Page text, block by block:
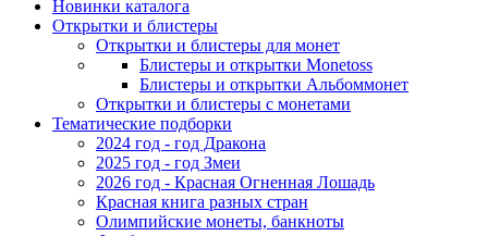
Новинки каталога
Открытки и блистеры
Открытки и блистеры для монет
Блистеры и открытки Monetoss
Блистеры и открытки Альбоммонет
Открытки и блистеры с монетами
Тематические подборки
2024 год - год Дракона
2025 год - год Змеи
2026 год - Красная Огненная Лошадь
Красная книга разных стран
Олимпийские монеты, банкноты